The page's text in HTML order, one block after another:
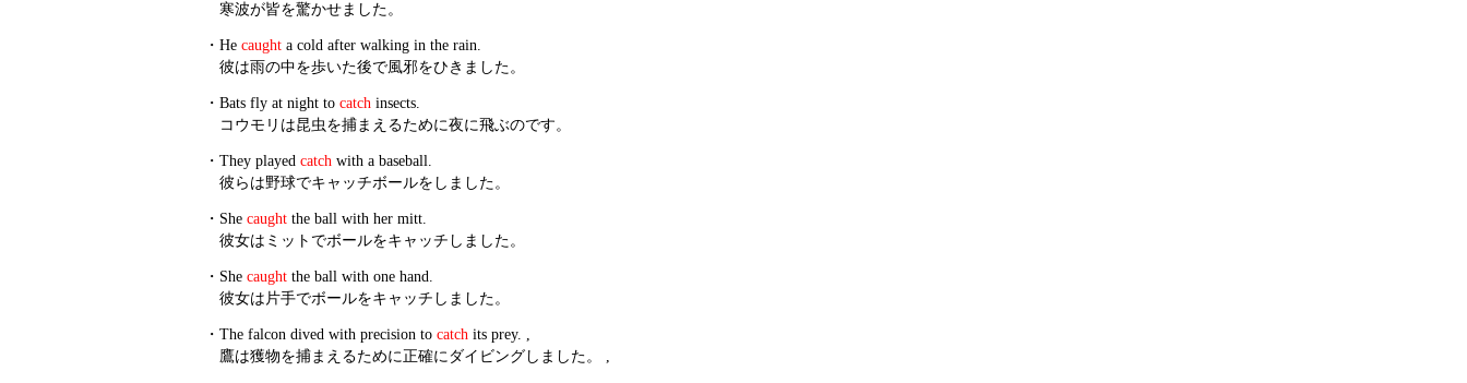
寒波が皆を驚かせました。
・ He caught a cold after walking in the rain.
彼は雨の中を歩いた後で風邪をひきました。
・ Bats fly at night to catch insects.
コウモリは昆虫を捕まえるために夜に飛ぶのです。
・ They played catch with a baseball.
彼らは野球でキャッチボールをしました。
・ She caught the ball with her mitt.
彼女はミットでボールをキャッチしました。
・ She caught the ball with one hand.
彼女は片手でボールをキャッチしました。
・ The falcon dived with precision to catch its prey. ,
鷹は獲物を捕まえるために正確にダイビングしました。 ,